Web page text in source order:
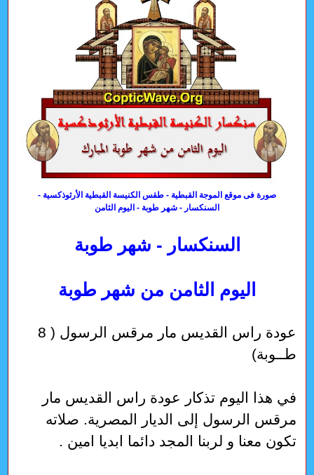
صورة فى موقع الموجة القبطية - طقس الكنيسة القبطية الأرثوذكسية -
السنكسار - شهر طوبة - اليوم الثامن
السنكسار - شهر طوبة
اليوم الثامن من شهر طوبة
عودة راس القديس مار مرقس الرسول ( 8
طــوبة)
في هذا اليوم تذكار عودة راس القديس مار
مرقس الرسول إلى الديار المصرية. صلاته
تكون معنا و لربنا المجد دائما ابديا امين .